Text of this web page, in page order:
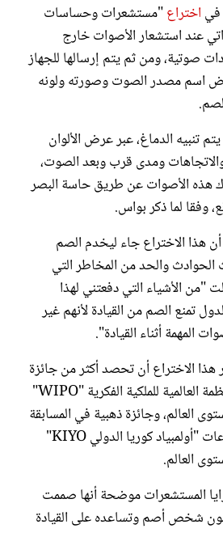
في اختراع"مستشعرات وحساسات
عند استشعار الأصوات خارج
صوتية، ومن ثم يتم إرسالها للجهاز
اسم مصدر الصوت وصورته ولونه
تنبيه الدماغ، عبر عرض الألوان
ومدى قرب وبعد الصوت،
هذه الأصوات عن طريق حاسة البصر
وفقا لما ذكر بواس.
هذا الاختراع جاء ليخدم الصم
والحد من المخاطر التي
"من الأشياء التي دفعتني لهذا
تمنع الصم من القيادة لأنهم غير
المهمة أثناء القيادة".
الاختراع أن تحصد أكثر من جائزة
عالمية، ومنها كأس المنظمة العالمية للملكية الفكرية "WIPO"
العالم، وجائزة ذهبية في المسابقة
العلمية العالمية للاختراعات "أولمبياد كوريا الدولي KIYO"
العالم.
المستشعرات موضحة أنها صممت
حوالي 466 مليون شخص أصم وتساعده على القيادة